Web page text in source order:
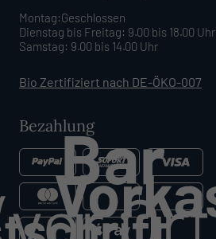
Montag:Geschlossen
Dienstag bis Freitag: 9.00 bis 18.00 Uhr
Samstag: 9.00 bis 14.00 Uhr
Bio Zertifiziert nach DE-ÖKO-007
Bezahlung